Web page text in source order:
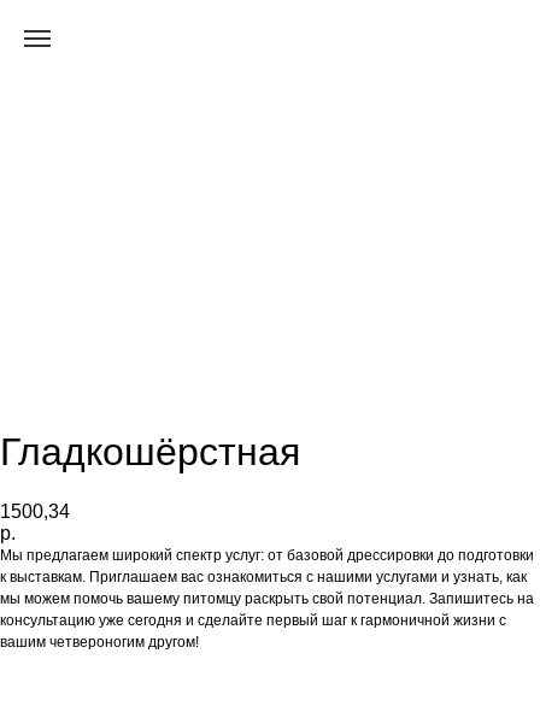
Гладкошёрстная
1500,34
р.
Мы предлагаем широкий спектр услуг: от базовой дрессировки до подготовки
к выставкам. Приглашаем вас ознакомиться с нашими услугами и узнать, как
мы можем помочь вашему питомцу раскрыть свой потенциал. Запишитесь на
консультацию уже сегодня и сделайте первый шаг к гармоничной жизни с
вашим четвероногим другом!